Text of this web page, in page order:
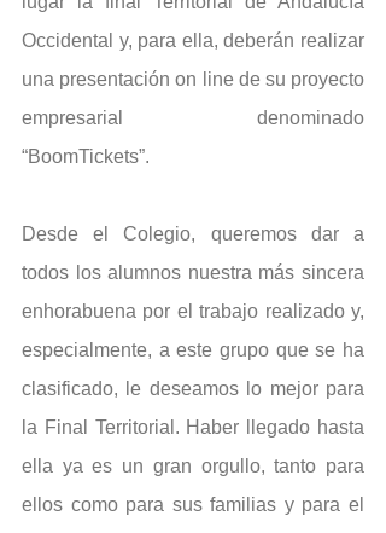
Occidental y, para ella, deberán realizar
una presentación on line de su proyecto
empresarial denominado
“BoomTickets”.
Desde el Colegio, queremos dar a
todos los alumnos nuestra más sincera
enhorabuena por el trabajo realizado y,
especialmente, a este grupo que se ha
clasificado, le deseamos lo mejor para
la Final Territorial. Haber llegado hasta
ella ya es un gran orgullo, tanto para
ellos como para sus familias y para el